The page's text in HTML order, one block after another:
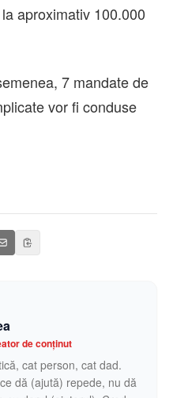
aproximativ 100.000
7 mandate de
vor fi conduse
de conținut
cat person, cat dad.
dă (ajută) repede, nu dă